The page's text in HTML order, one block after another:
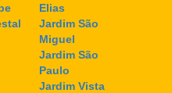
Elias
Jardim São
Miguel
Jardim São
Paulo
Jardim Vista